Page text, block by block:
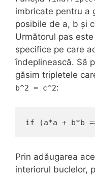
imbricate pentru a
posibile de a, b și
Următorul pas
specifice pe care
îndeplinească. Să
găsim tripletele
b^2 = c^2:
if (a*a + b*b
Prin adăugarea
interiorul buclelor,